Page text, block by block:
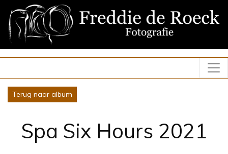
Terug naar album
Spa Six Hours 2021